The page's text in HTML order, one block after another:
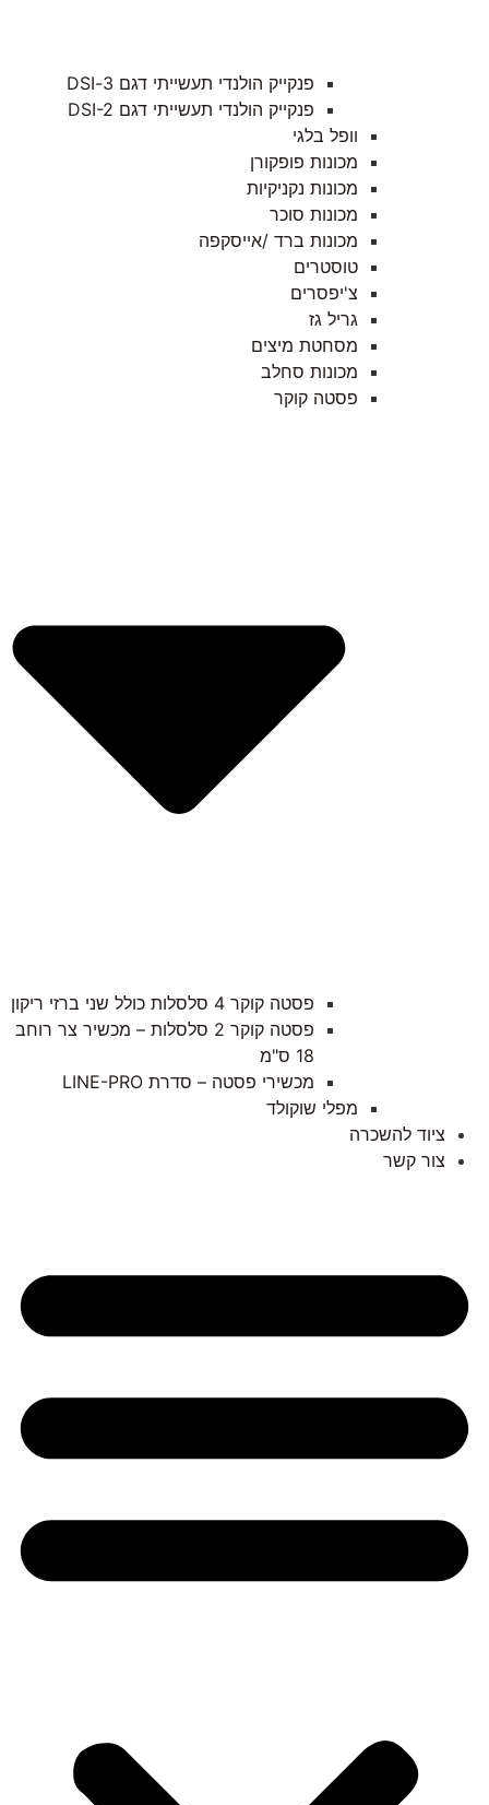
פנקייק הולנדי תעשייתי דגם 3-DSI
פנקייק הולנדי תעשייתי דגם DSI-2
וופל בלגי
מכונות פופקורן
מכונות נקניקיות
מכונות סוכר
מכונות ברד /אייסקפה
טוסטרים
צ'יפסרים
גריל גז
מסחטת מיצים
מכונות סחלב
פסטה קוקר
פסטה קוקר 4 סלסלות כולל שני ברזי ריקון
פסטה קוקר 2 סלסלות – מכשיר צר רוחב
18 ס"מ
מכשירי פסטה – סדרת LINE-PRO
מפלי שוקולד
ציוד להשכרה
צור קשר